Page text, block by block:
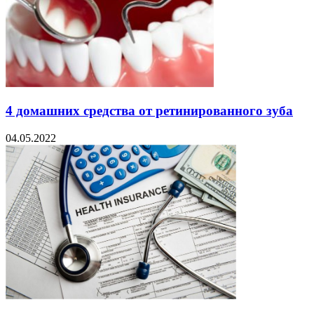
4 домашних средства от ретинированного зуба
04.05.2022